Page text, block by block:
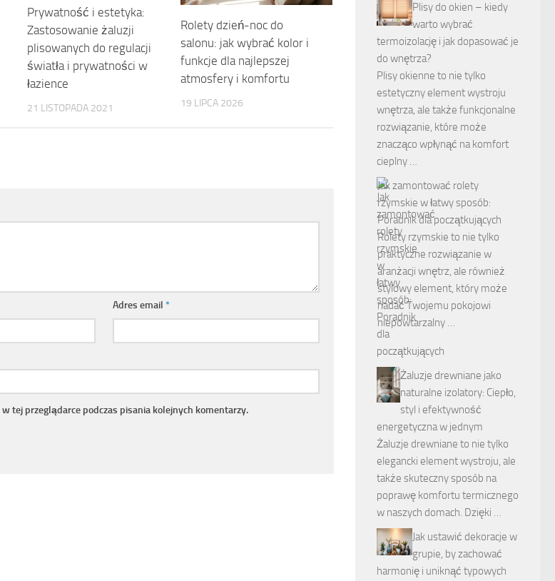
Prywatność i estetyka:
Zastosowanie żaluzji
plisowanych do regulacji
światła i prywatności w
łazience
21 LISTOPADA 2021
Rolety dzień-noc do
salonu: jak wybrać kolor i
funkcje dla najlepszej
atmosfery i komfortu
19 LIPCA 2026
Adres email*
tej przeglądarce podczas pisania kolejnych komentarzy.
Plisy do okien – kiedy
warto wybrać
termoizolację i jak dopasować je
do wnętrza?
Plisy okienne to nie tylko
estetyczny element wystroju
wnętrza, ale także funkcjonalne
rozwiązanie, które może
znacząco wpłynąć na komfort
cieplny …
Jak zamontować rolety
rzymskie w łatwy sposób:
Poradnik dla początkujących
Rolety rzymskie to nie tylko
praktyczne rozwiązanie w
aranżacji wnętrz, ale również
stylowy element, który może
nadać Twojemu pokojowi
niepowtarzalny …
Żaluzje drewniane jako
naturalne izolatory: Ciepło,
styl i efektywność
energetyczna w jednym
Żaluzje drewniane to nie tylko
elegancki element wystroju, ale
także skuteczny sposób na
poprawę komfortu termicznego
w naszych domach. Dzięki …
Jak ustawić dekoracje w
grupie, by zachować
harmonię i uniknąć typowych